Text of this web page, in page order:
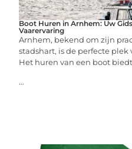
Boot Huren in Arnhem: Uw
Vaarervaring
Arnhem, bekend om zijn
stadshart, is de perfecte
Het huren van een boot
...